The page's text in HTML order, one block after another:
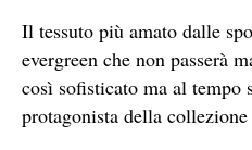
Il tessuto più amato dalle
evergreen che non passerà
così sofisticato ma al tempo
protagonista della